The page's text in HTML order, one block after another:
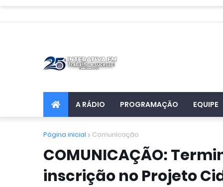
A RÁDIO PROGRAMAÇÃO EQUIPE
Página inicial Comunicação
COMUNICAÇÃO:
inscrição no Projeto